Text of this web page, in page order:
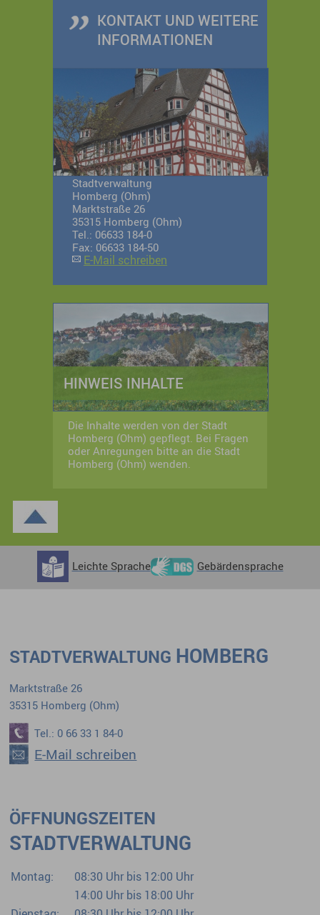
KONTAKT UND WEITERE
INFORMATIONEN
Stadtverwaltung
Homberg (Ohm)
Marktstraße 26
35315 Homberg (Ohm)
Tel.: 06633 184-0
Fax: 06633 184-50
E-Mail schreiben
HINWEIS INHALTE
Die Inhalte werden von der Stadt
Homberg (Ohm) gepflegt. Bei Fragen
oder Anregungen bitte an die Stadt
Homberg (Ohm) wenden.
Leichte Sprache Gebärdensprache
STADTVERWALTUNG HOMBERG
Marktstraße 26
35315 Homberg (Ohm)
Tel.: 0 66 33 1 84-0
E-Mail schreiben
ÖFFNUNGSZEITEN
STADTVERWALTUNG
Montag:
08:30 Uhr bis 12:00 Uhr
14:00 Uhr bis 18:00 Uhr